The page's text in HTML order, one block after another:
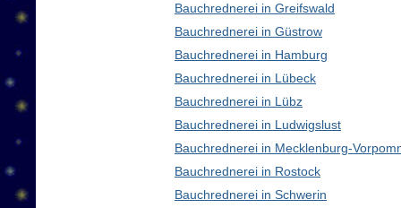
Bauchrednerei in Greifswald
Bauchrednerei in Güstrow
Bauchrednerei in Hamburg
Bauchrednerei in Lübeck
Bauchrednerei in Lübz
Bauchrednerei in Ludwigslust
Bauchrednerei in Mecklenburg-
Bauchrednerei in Rostock
Bauchrednerei in Schwerin